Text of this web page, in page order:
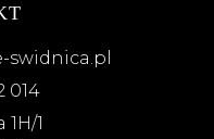
swidnica.pl
014
1